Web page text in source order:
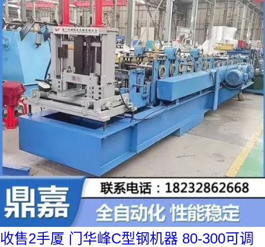
收售2手厦 门华峰C型钢机器 80-300可调